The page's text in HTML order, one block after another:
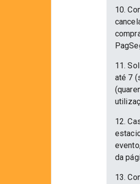
10.
11.
até 7
12.
da
13.